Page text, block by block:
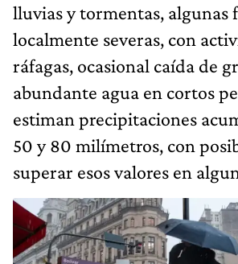
lluvias y tormentas, algunas
localmente severas, con
ráfagas, ocasional caída de
abundante agua en cortos
estiman precipitaciones
50 y 80 milímetros, con
superar esos valores en